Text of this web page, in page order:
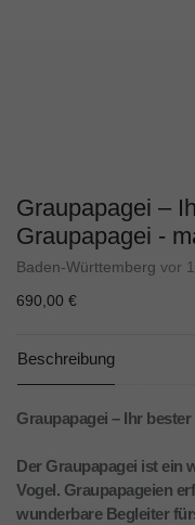
Graupapagei –
Graupapagei -
Baden-Württemberg vor
690,00 €
Beschreibung
Graupapagei – Ihr
Der Graupapagei ist ein
Vogel. Graupapageien
wunderbare Begleiter